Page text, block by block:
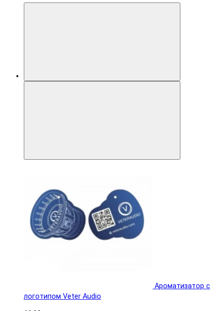
Ароматизатор с
логотипом Veter Audio